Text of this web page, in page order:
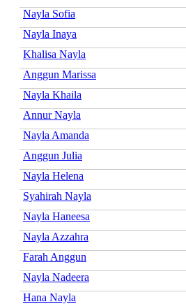
Nayla Sofia
Nayla Inaya
Khalisa Nayla
Anggun Marissa
Nayla Khaila
Annur Nayla
Nayla Amanda
Anggun Julia
Nayla Helena
Syahirah Nayla
Nayla Haneesa
Nayla Azzahra
Farah Anggun
Nayla Nadeera
Hana Nayla